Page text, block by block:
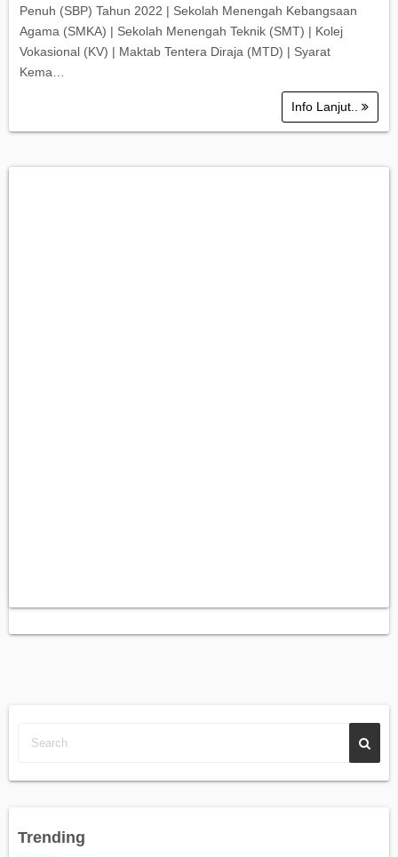
Penuh (SBP) Tahun 2022 | Sekolah Menengah Kebangsaan
Agama (SMKA) | Sekolah Menengah Teknik (SMT) | Kolej
Vokasional (KV) | Maktab Tentera Diraja (MTD) | Syarat
Kema…
Info Lanjut..
Trending